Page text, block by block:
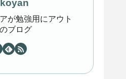
が勉強用にアウト
ブログ